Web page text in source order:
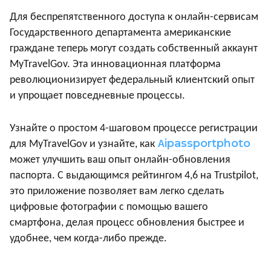
Для беспрепятственного доступа к онлайн-сервисам
Государственного департамента американские
граждане теперь могут создать собственный аккаунт
MyTravelGov. Эта инновационная платформа
революционизирует федеральный клиентский опыт
и упрощает повседневные процессы.
Узнайте о простом 4-шаговом процессе регистрации
для MyTravelGov и узнайте, как Aipassportphoto
может улучшить ваш опыт онлайн-обновления
паспорта. С выдающимся рейтингом 4,6 на Trustpilot,
это приложение позволяет вам легко сделать
цифровые фотографии с помощью вашего
смартфона, делая процесс обновления быстрее и
удобнее, чем когда-либо прежде.